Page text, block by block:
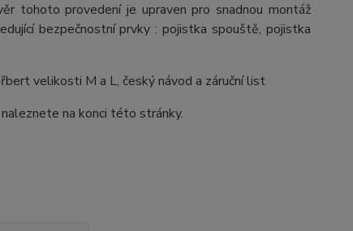
tohoto provedení je upraven pro snadnou montáž
bezpečnostní prvky : pojistka spouště, pojistka
velikosti M a L, český návod a záruční list
na konci této stránky.